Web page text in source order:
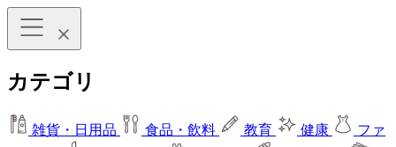
カテゴリ
雑貨・日用品 食品・飲料 教育 健康
ファ